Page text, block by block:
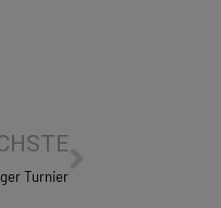
Turnier